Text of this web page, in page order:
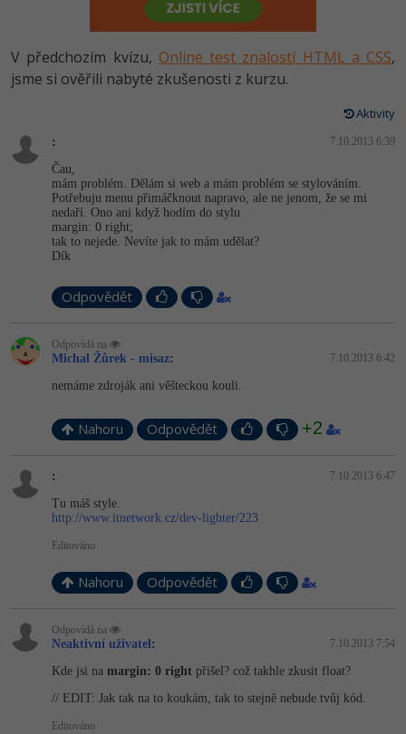
HTML5, CSS3, Bootstrap, SEO
SQL a databáze
React
Spring
ASP.NET MVC
PHP
JavaScript
UML a návrhové vzory
MySQL/MariaDB
MS-SQL
Vývojář mobilních aplikací
Specialista na AI a bigdata
Tester
Systémový administrátor
3D grafik
Projektový manažer
Databázový analytik
Copywriter
SEO specialista
-80%
JavaScript -80%
-80%
Swift -80%
Kotlin -80%
VB.NET
SQL
-80%
Algoritmy -41%
Pro děti
Více
Digitální gramotnost
Marketing -30%
UX
Business
-30%
MS Office -80%
Time management
Sítě
Fórum
Photoshop -80%
Adobe Illustrator -80%
Adobe InDesign -25%
Adobe After Effects
Fotografování
Příběhy absolventů
Pro firmy
V předchozím kvízu, Online test znalostí HTML a CSS,
jsme si ověřili nabyté zkušenosti z kurzu.
Aktivity
: 7.10.2013 6:39
Čau,
mám problém. Dělám si web a mám problém se stylováním.
Potřebuju menu přimáčknout napravo, ale ne jenom, že se mi
nedaří. Ono ani když hodím do stylu
margin: 0 right;
tak to nejede. Nevíte jak to mám udělat?
Dík
Odpovědět
Odpovídá na
Michal Žůrek - misaz: 7.10.2013 6:42
nemáme zdroják ani věšteckou kouli.
Nahoru Odpovědět +2
: 7.10.2013 6:47
Tu máš style.
http://www.itnetwork.cz/dev-lighter/223
Editováno
Nahoru Odpovědět
Odpovídá na
Neaktivní uživatel: 7.10.2013 7:54
Kde jsi na margin: 0 right přišel? což takhle zkusit float?
// EDIT: Jak tak na to koukám, tak to stejně nebude tvůj kód.
Editováno